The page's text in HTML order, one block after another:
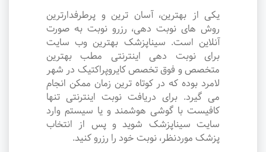
یکی از بهترین، آسان ترین و پرطرفدارترین
روش های نوبت دهی، رزرو نوبت به صورت
آنلاین است. سیناپزشک بهترین وب سایت
برای نوبت دهی اینترنتی مطب بهترین
متخصص و فوق تخصص کایروپراکتیک در شهر
لامرد بوده که در کوتاه ترین زمان ممکن انجام
می گیرد. برای دریافت نوبت اینترنتی تنها
کافیست با گوشی هوشمند و یا سیستم وارد
سایت سیناپزشک شوید و پس از انتخاب
پزشک موردنظر، نوبت خود را رزرو کنید.